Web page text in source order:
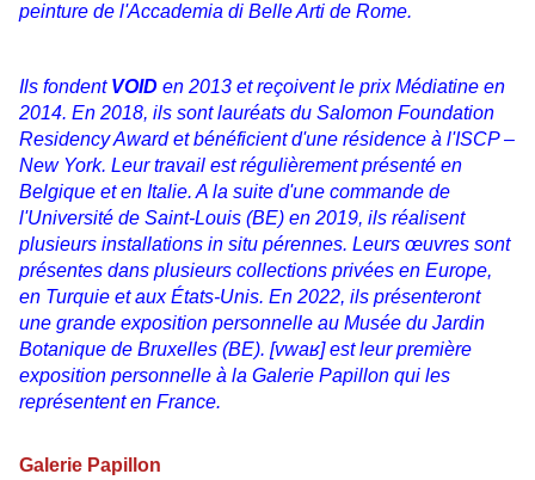
peinture de l'Accademia di Belle Arti de Rome.
Ils fondent VOID en 2013 et reçoivent le prix Médiatine en
2014. En 2018, ils sont lauréats du Salomon Foundation
Residency Award etbénéficient d'une résidence à l'ISCP –
New York. Leur travail est régulièrement présenté en
Belgique eten Italie. A la suite d'une commande de
l'Université de Saint-Louis (BE) en 2019, ils réalisent
plusieurs installations in situ pérennes. Leurs œuvres sont
présentes dans plusieurs collections privées en Europe,
en Turquie et aux États-Unis. En 2022, ils présenteront
une grande exposition personnelle au Musée du Jardin
Botanique de Bruxelles (BE). [vwaʁ] est leur première
exposition personnelle à la Galerie Papillon qui les
représentent en France.
Galerie Papillon